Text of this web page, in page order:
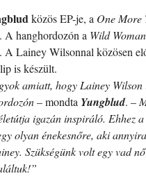
közös EP-je, a One More
A hanghordozón a Wild Woman
A Lainey Wilsonnal közösen
is készült.
amiatt, hogy Lainey Wilson
– mondta Yungblud. –
igazán inspiráló. Ehhez
olyan énekesnőre, aki
Szükségünk volt egy vad